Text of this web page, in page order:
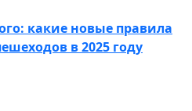
какие новые правила
в 2025 году